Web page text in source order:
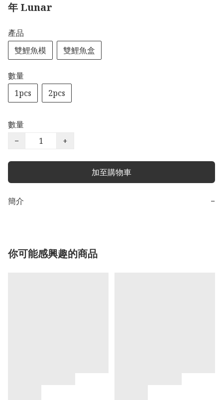
年 Lunar
產品
雙鯉魚模
雙鯉魚盒
數量
1pcs
2pcs
數量
−
+
加至購物車
簡介 −
你可能感興趣的商品